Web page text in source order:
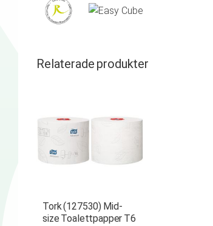
Relaterade produkter
Tork (127530) Mid-
size Toalettpapper T6